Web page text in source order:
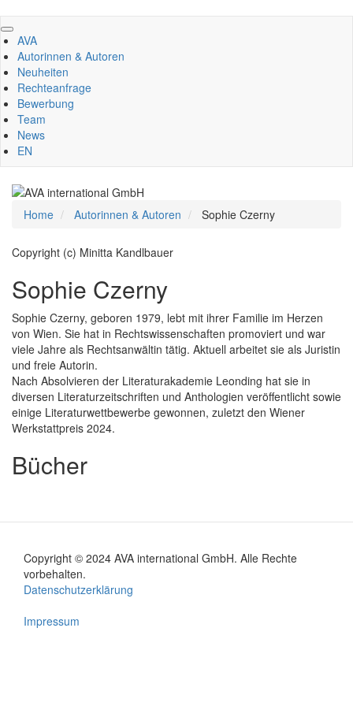
Direkt
zum
Inhalt
AVA
Autorinnen & Autoren
Neuheiten
Rechteanfrage
Bewerbung
Team
News
EN
Home Autorinnen & Autoren Sophie Czerny
Copyright (c) Minitta Kandlbauer
Sophie Czerny
Sophie Czerny, geboren 1979, lebt mit ihrer Familie im Herzen
von Wien. Sie hat in Rechtswissenschaften promoviert und war
viele Jahre als Rechtsanwältin tätig. Aktuell arbeitet sie als Juristin
und freie Autorin.
Nach Absolvieren der Literaturakademie Leonding hat sie in
diversen Literaturzeitschriften und Anthologien veröffentlicht sowie
einige Literaturwettbewerbe gewonnen, zuletzt den Wiener
Werkstattpreis 2024.
Bücher
Copyright © 2024 AVA international GmbH. Alle Rechte
vorbehalten.
Footer
menu
Datenschutzerklärung
Impressum